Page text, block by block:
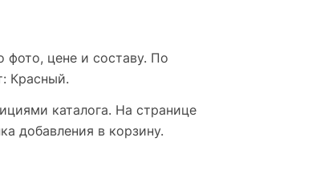
фото, цене и составу. По
Красный.
каталога. На странице
добавления в корзину.